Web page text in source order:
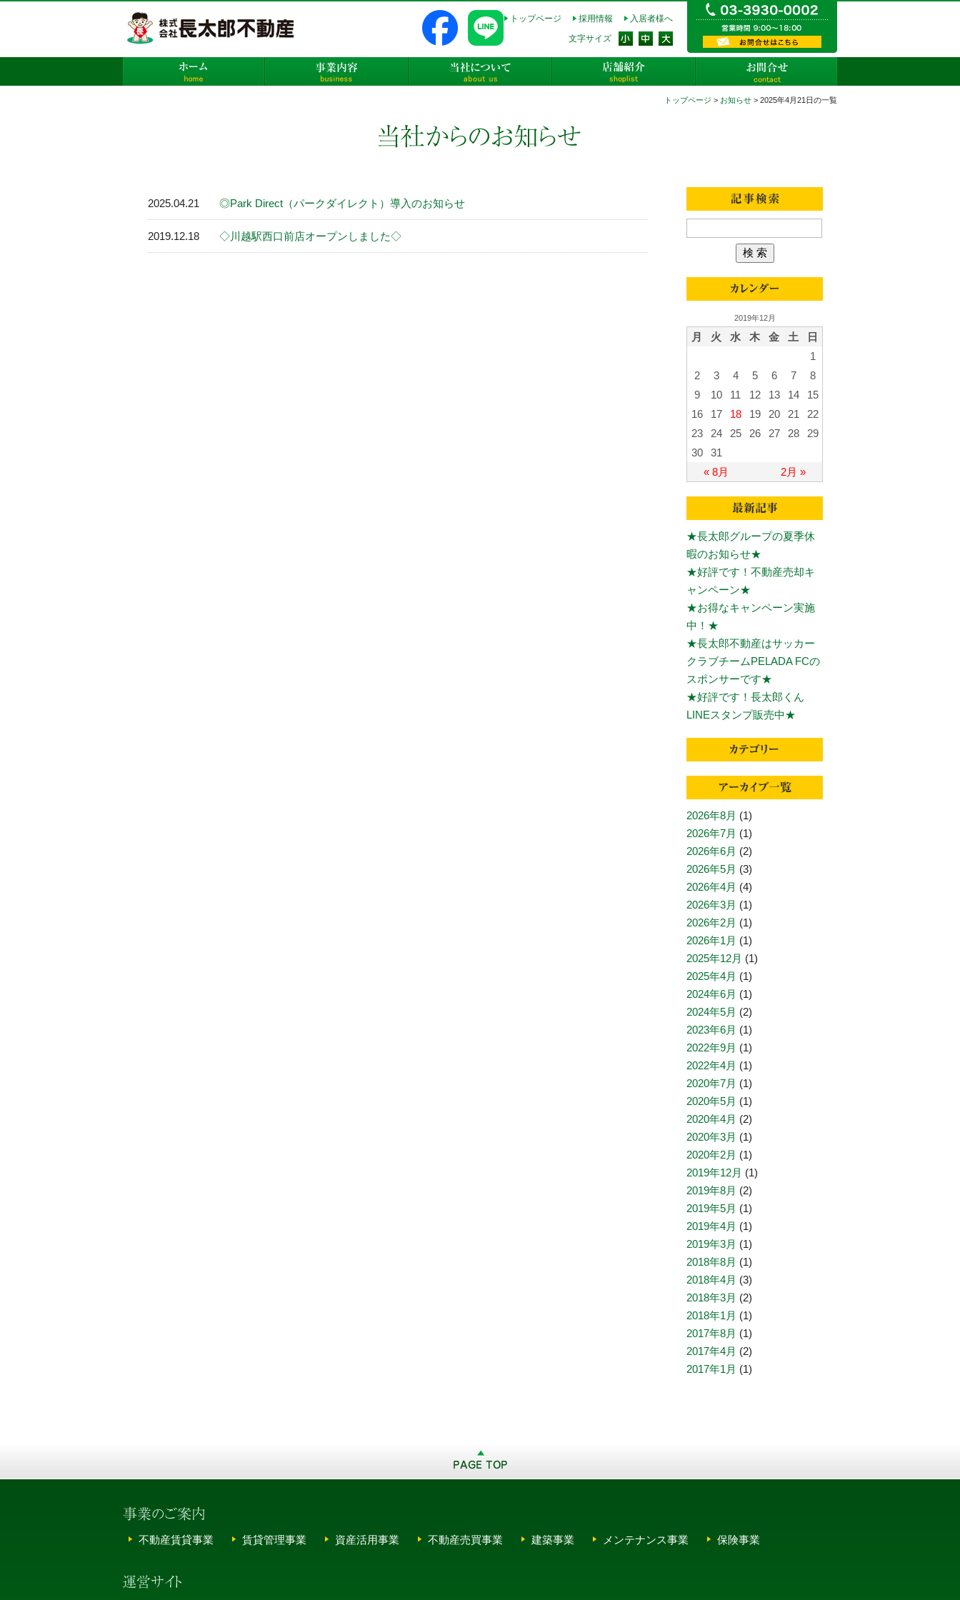
入居者様へ
採用情報
トップページ
文字サイズ
事業内容 当社について
トップページ > お知らせ > 2025年4月21日の一覧
2025.04.21 ◎Park Direct（パークダイレクト）導入のお知らせ
2019.12.18 ◇川越駅西口前店オープンしました◇
2019年12月
月 火 水 木 金 土 日
« 8月 2月 »
1
2
3 4 5 6 7
8
9
10 11 12 13 14
15
16
17 18 19 20 21
22
23
24 25 26 27 28
29
30
31
★長太郎グループの夏季休
暇のお知らせ★
★好評です！不動産売却キ
ャンペーン★
★お得なキャンペーン実施
中！★
★長太郎不動産はサッカー
クラブチームPELADA FCの
スポンサーです★
★好評です！長太郎くん
LINEスタンプ販売中★
2026年8月 (1)
2026年7月 (1)
2026年6月 (2)
2026年5月 (3)
2026年4月 (4)
2026年3月 (1)
2026年2月 (1)
2026年1月 (1)
2025年12月 (1)
2025年4月 (1)
2024年6月 (1)
2024年5月 (2)
2023年6月 (1)
2022年9月 (1)
2022年4月 (1)
2020年7月 (1)
2020年5月 (1)
2020年4月 (2)
2020年3月 (1)
2020年2月 (1)
2019年12月 (1)
2019年8月 (2)
2019年5月 (1)
2019年4月 (1)
2019年3月 (1)
2018年8月 (1)
2018年4月 (3)
2018年3月 (2)
2018年1月 (1)
2017年8月 (1)
2017年4月 (2)
2017年1月 (1)
不動産賃貸事業 賃貸管理事業 資産活用事業 不動産売買事業 建築事業 メンテナンス事業 保険事業